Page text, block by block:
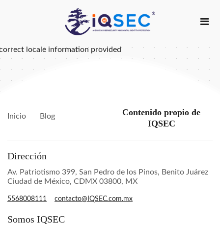
locale information provided
Inicio Blog
Contenido propio de
IQSEC
Dirección
Av. Patriotismo 399, San Pedro de los Pinos, Benito Juárez
Ciudad de México, CDMX 03800, MX
5568008111 contacto@IQSEC.com.mx
Somos IQSEC